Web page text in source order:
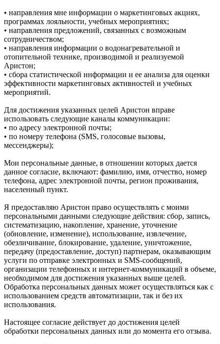
• направления мне информации о маркетинговых акциях,
программах лояльности, учебных мероприятиях;
• направления предложений, связанных с возможным
сотрудничеством;
• направления информации о водонагревательной и
отопительной технике, производимой и реализуемой
Аристон;
• сбора статистической информации и ее анализа для оценки
эффективности маркетинговых активностей и учебных
мероприятий.
Для достижения указанных целей Аристон вправе
использовать следующие каналы коммуникации:
• по адресу электронной почты;
• по номеру телефона (SMS, голосовые вызовы,
мессенджеры);
Мои персональные данные, в отношении которых дается
данное согласие, включают: фамилию, имя, отчество, номер
телефона, адрес электронной почты, регион проживания,
населенный пункт.
Я предоставляю Аристон право осуществлять с моими
персональными данными следующие действия: сбор, запись,
систематизацию, накопление, хранение, уточнение
(обновление, изменение), использование, извлечение,
обезличивание, блокирование, удаление, уничтожение,
передачу (предоставление, доступ) партнерам, оказывающим
услуги по отправке электронных и SMS‑сообщений,
организации телефонных и интернет‑коммуникаций в объеме,
необходимом для достижения указанных выше целей.
Обработка персональных данных может осуществляться как с
использованием средств автоматизации, так и без их
использования.
Настоящее согласие действует до достижения целей
обработки персональных данных или до момента его отзыва.